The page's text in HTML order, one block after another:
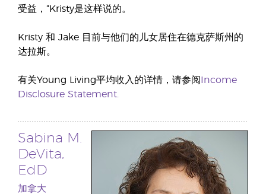
受益，”Kristy是这样说的。
Kristy 和 Jake 目前与他们的儿女居住在德克萨斯州的
达拉斯。
有关Young Living平均收入的详情，请参阅 Income
Disclosure Statement.
Sabina M.
DeVita,
EdD
加拿大